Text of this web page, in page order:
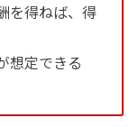
を得ねば、得
想定できる